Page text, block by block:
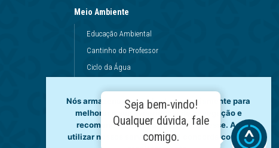
Meio Ambiente
Educação Ambiental
Cantinho do Professor
Ciclo da Água
Dinâmicas da Escola
Princípios de Higiene
Utilização da Água
Nós armazenamos dados temporariamente para
melhorar a sua experiência de navegação e
recomendar conteúdo de seu interesse. Ao
utilizar nossos serviços, você concorda com tal
Seja bem-vindo!
Qualquer dúvida, fale
comigo.